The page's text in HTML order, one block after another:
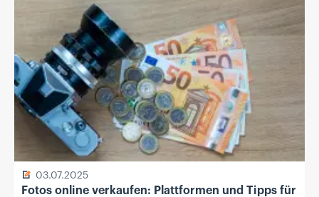
03.07.2025
Fotos online verkaufen: Plattformen und Tipps für